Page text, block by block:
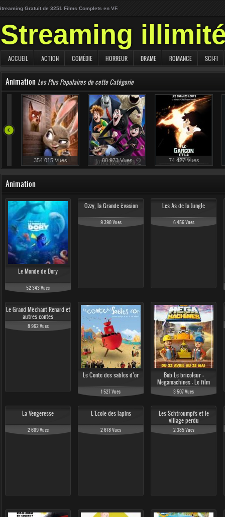
Gratuit de 3251 Films Complets en VF.
Streaming
ACCUEIL ACTION COMÉDIE HORREUR DRAME ROMANCE SCI-FI
Animation Les Plus Populaires de cette Catégorie
354 015 Vues 88 973 Vues 74 427 Vues
Animation
Le Monde de Dory
52 343 Vues
Ozzy, la Grande évasion
9 390 Vues
Les As de la Jungle
6 456 Vues
Le Grand Méchant Renard et
autres contes
8 962 Vues
Le Conte des sables d’or
1 527 Vues
Bob Le bricoleur :
Megamachines - Le film
3 507 Vues
La Vengeresse
2 609 Vues
L’Ecole des lapins
2 678 Vues
Les Schtroumpfs et le
village perdu
2 385 Vues